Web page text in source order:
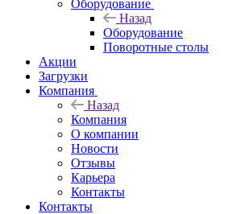
Оборудование
Назад
Оборудование
Поворотные столы
Акции
Загрузки
Компания
Назад
Компания
О компании
Новости
Отзывы
Карьера
Контакты
Контакты